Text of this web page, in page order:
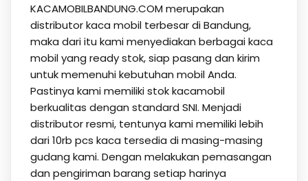
KACAMOBILBANDUNG.COM merupakan
distributor kaca mobil terbesar di Bandung,
maka dari itu kami menyediakan berbagai kaca
mobil yang ready stok, siap pasang dan kirim
untuk memenuhi kebutuhan mobil Anda.
Pastinya kami memiliki stok kacamobil
berkualitas dengan standard SNI. Menjadi
distributor resmi, tentunya kami memiliki lebih
dari 10rb pcs kaca tersedia di masing-masing
gudang kami. Dengan melakukan pemasangan
dan pengiriman barang setiap harinya